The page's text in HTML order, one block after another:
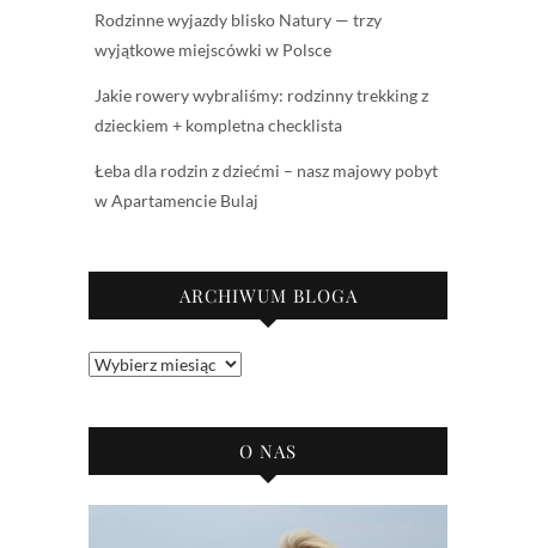
Rodzinne wyjazdy blisko Natury — trzy
wyjątkowe miejscówki w Polsce
Jakie rowery wybraliśmy: rodzinny trekking z
dzieckiem + kompletna checklista
Łeba dla rodzin z dziećmi – nasz majowy pobyt
w Apartamencie Bulaj
ARCHIWUM BLOGA
Archiwum
O NAS